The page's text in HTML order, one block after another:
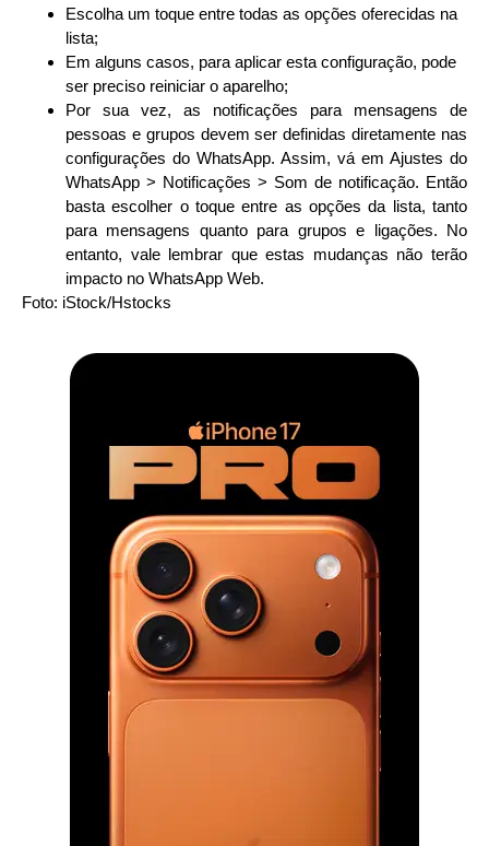
Escolha um toque entre todas as opções oferecidas na
lista;
Em alguns casos, para aplicar esta configuração, pode
ser preciso reiniciar o aparelho;
Por sua vez, as notificações para mensagens de
pessoas e grupos devem ser definidas diretamente nas
configurações do WhatsApp. Assim, vá em Ajustes do
WhatsApp > Notificações > Som de notificação. Então
basta escolher o toque entre as opções da lista, tanto
para mensagens quanto para grupos e ligações. No
entanto, vale lembrar que estas mudanças não terão
impacto no WhatsApp Web.
Foto: iStock/Hstocks